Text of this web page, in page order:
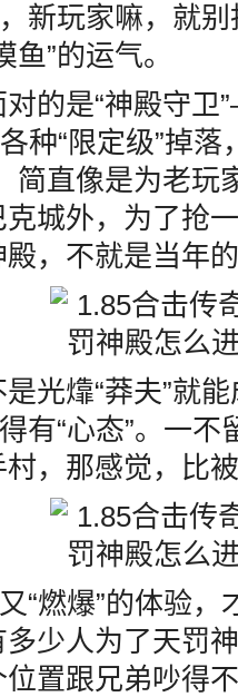
新玩家嘛，就
”的运气。
对的是“神殿守
种“限定级”掉落
简直像是为老玩
城外，为了抢
，不就是当年
光㸆“莽夫”就
有“心态”。一不
，那感觉，比
“燃爆”的体验
少人为了天罚
置跟兄弟吵得